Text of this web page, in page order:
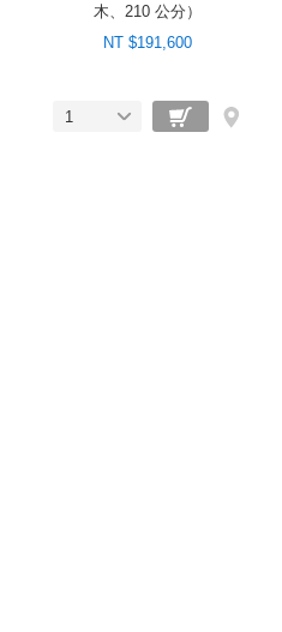
木、210 公分）
NT $191,600
1